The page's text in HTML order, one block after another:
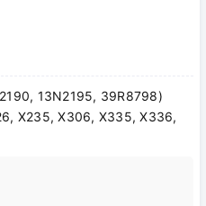
13N2195, 39R8798)
X235, X306, X335, X336,